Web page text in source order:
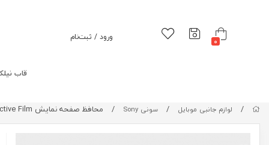
0 ورود / ثبت‌نام
قاب
/ لوازم جانبی موبایل / سونی Sony / محافظ صفحه نمایش Sony Xperia Z5 Premium Matte Protective Film